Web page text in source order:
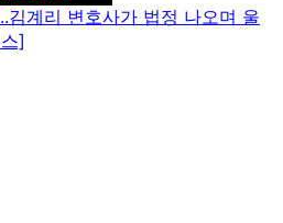
계리 변호사가 법정 나오며 울
]